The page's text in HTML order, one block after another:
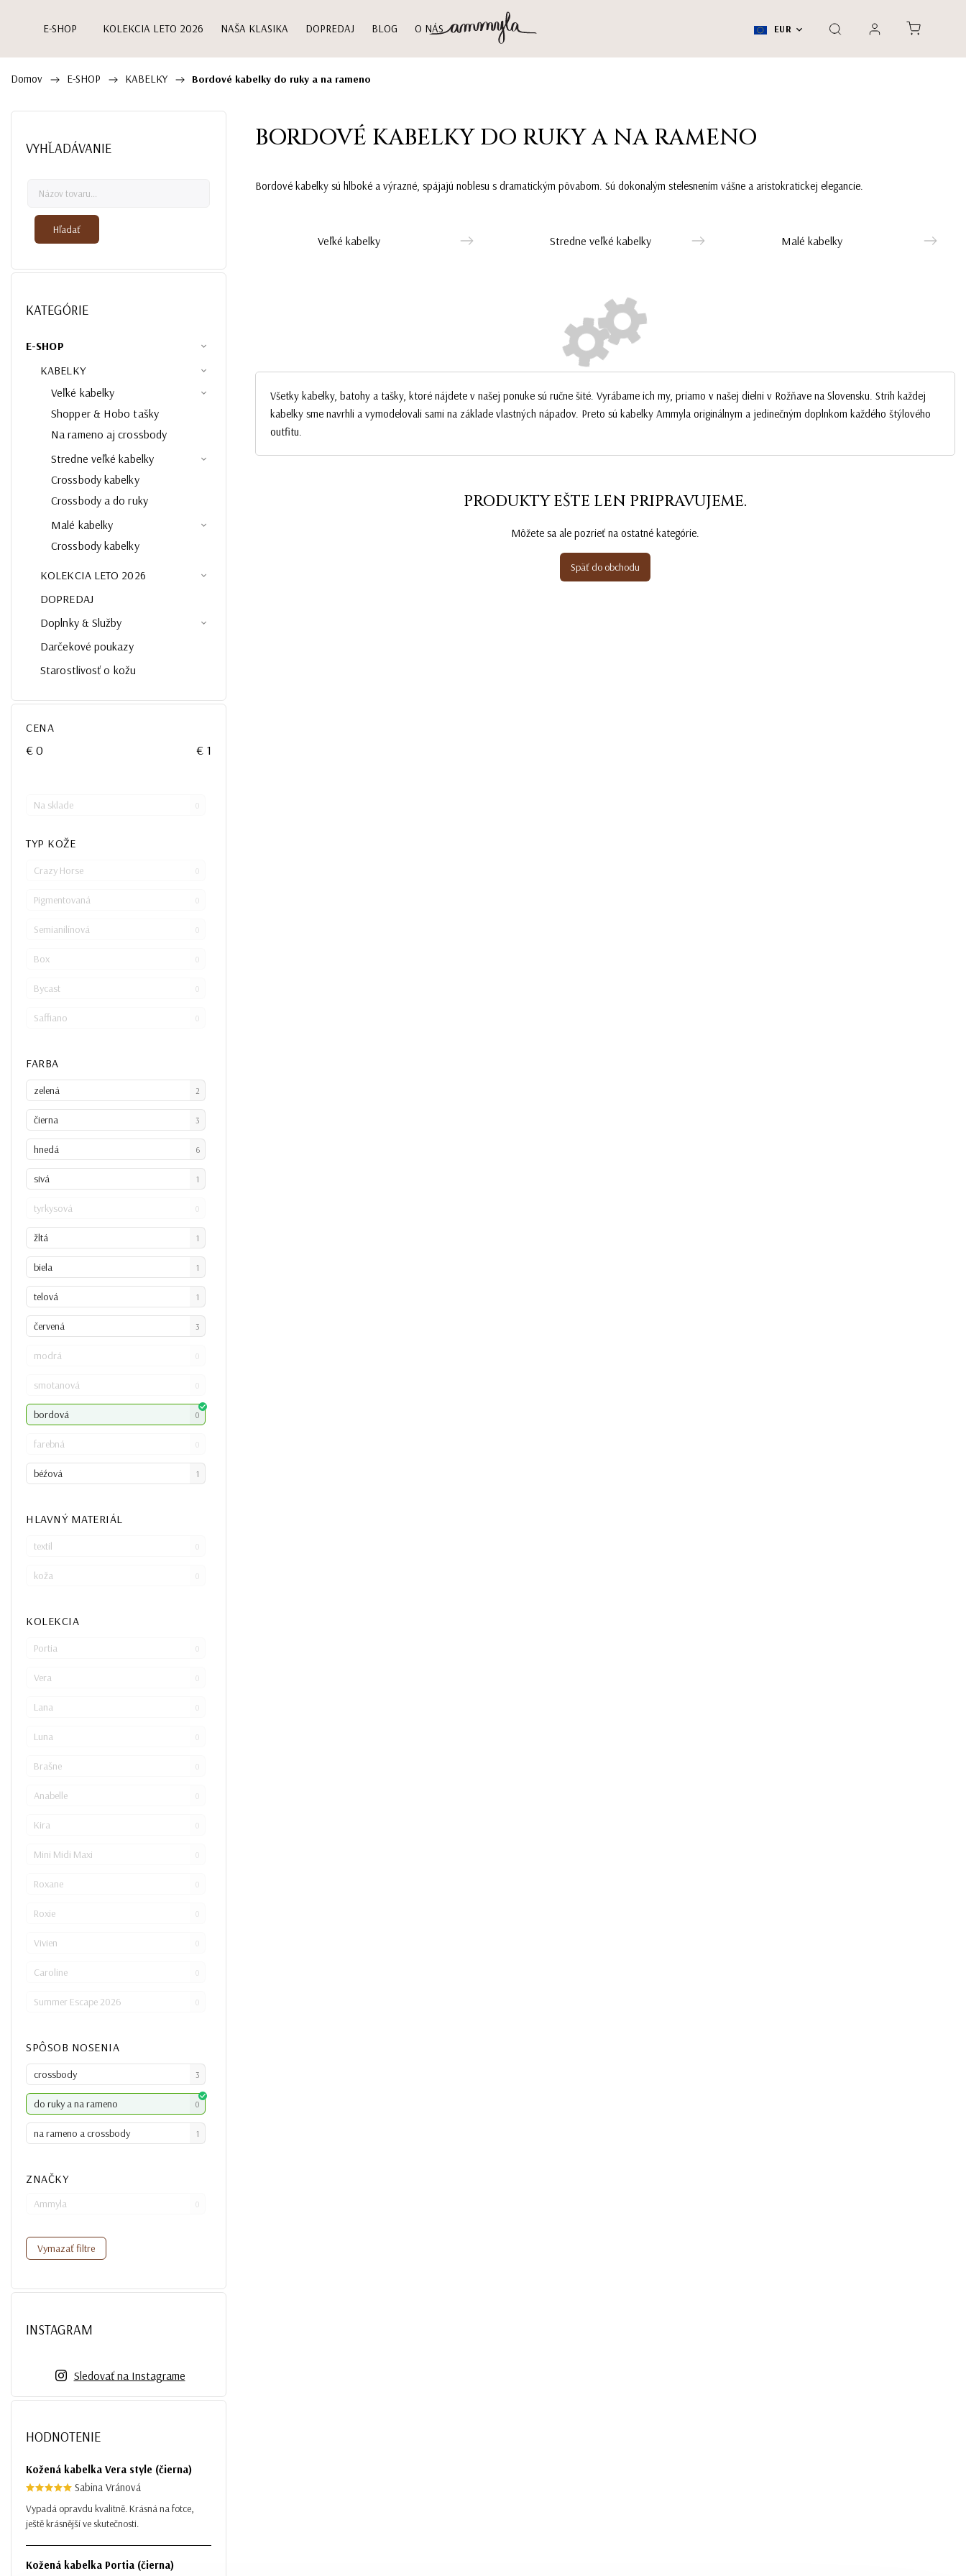
EUR
E-SHOP KOLEKCIA LETO 2026 NAŠA KLASIKA DOPREDAJ BLOG O NÁS
Domov / E-SHOP / KABELKY / Bordové kabelky do ruky a na rameno
VYHĽADÁVANIE
Hľadať
KATEGÓRIE
E-SHOP
KABELKY
Veľké kabelky
Shopper & Hobo tašky
Na rameno aj crossbody
Stredne veľké kabelky
Crossbody kabelky
Crossbody a do ruky
Malé kabelky
Crossbody kabelky
KOLEKCIA LETO 2026
DOPREDAJ
Doplnky & Služby
Darčekové poukazy
Starostlivosť o kožu
CENA
€0 € 1
Na sklade 0
ZNAČKY
Ammyla 0
TYP KOŽE
Crazy Horse 0
Pigmentovaná 0
Semianilínová 0
Box 0
Bycast 0
Saffiano 0
FARBA
zelená 2
čierna 3
hnedá 6
sivá 1
tyrkysová 0
žltá 1
biela 1
telová 1
červená 3
modrá 0
smotanová 0
bordová 0
farebná 0
béźová 1
HLAVNÝ MATERIÁL
textil 0
koža 0
KOLEKCIA
Portia 0
Vera 0
Lana 0
Luna 0
Brašne 0
Anabelle 0
Kira 0
Mini Midi Maxi 0
Roxane 0
Roxie 0
Vivien 0
Caroline 0
Summer Escape 2026 0
SPÔSOB NOSENIA
crossbody 3
do ruky a na rameno 0
na rameno a crossbody 1
Vymazať filtre
INSTAGRAM
Sledovať na Instagrame
HODNOTENIE
Kožená kabelka Vera style (čierna)
Sabina Vránová
Vypadá opravdu kvalitně. Krásná na fotce,
ještě krásnější ve skutečnosti.
Kožená kabelka Portia (čierna)
BORDOVÉ KABELKY DO RUKY A NA RAMENO
Bordové kabelky sú hlboké a výrazné, spájajú noblesu s dramatickým pôvabom. Sú dokonalým stelesnením vášne a aristokratickej elegancie.
Veľké kabelky Stredne veľké kabelky Malé kabelky
PRODUKTY EŠTE LEN PRIPRAVUJEME.
Môžete sa ale pozrieť na ostatné kategórie.
Späť do obchodu
Všetky kabelky, batohy a tašky, ktoré nájdete v našej ponuke sú ručne šité. Vyrábame ich my, priamo v našej dielni v Rožňave na Slovensku. Strih každej
kabelky sme navrhli a vymodelovali sami na základe vlastných nápadov. Preto sú kabelky Ammyla originálnym a jedinečným doplnkom každého štýlového
outfitu.